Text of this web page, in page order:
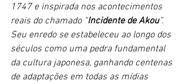
1747 e inspirada nos acontecimentos
reais do chamado “Incidente de Akou”.
Seu enredo se estabeleceu ao longo dos
séculos como uma pedra fundamental
da cultura japonesa, ganhando centenas
de adaptações em todas as mídias